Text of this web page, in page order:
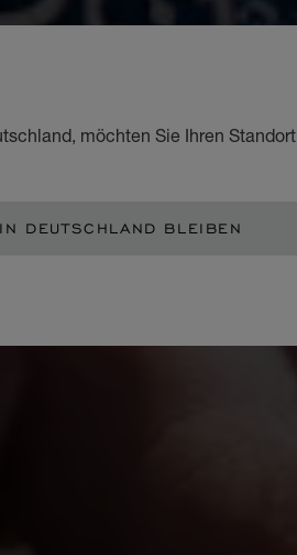
möchten Sie Ihren Standort
IN DEUTSCHLAND BLEIBEN